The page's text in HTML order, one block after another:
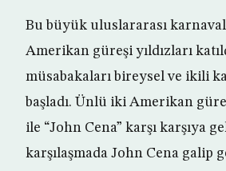
Bu büyük uluslararası
Amerikan güreşi yıldızları
müsabakaları bireysel ve ikili
başladı. Ünlü iki Amerikan
ile “John Cena” karşı karşıya
karşılaşmada John Cena galip